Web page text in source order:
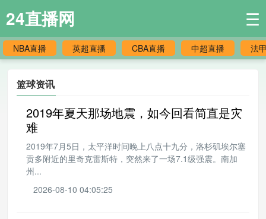
24直播网 ☰
NBA直播 英超直播 CBA直播 中超直播 法
篮球资讯
2019年夏天那场地震，如今回看简直是灾
难
2019年7月5日，太平洋时间晚上八点十九分，洛杉矶埃尔塞
贡多附近的里奇克雷斯特，突然来了一场7.1级强震。南加
州...
2026-08-10 04:05:25